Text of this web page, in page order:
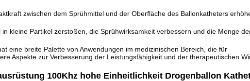
zwischen dem Sprühmittel und der Oberfläche des Ballonkatheters
kleine Partikel zerstoßen, die Sprühwirksamkeit verbessern und die Menge
eine breite Palette von Anwendungen im medizinischen Bereich, die für
Aspekte zur Verbesserung der Leistungsfähigkeit und der therapeutischen
100Khz hohe Einheitlichkeit Drogenballon